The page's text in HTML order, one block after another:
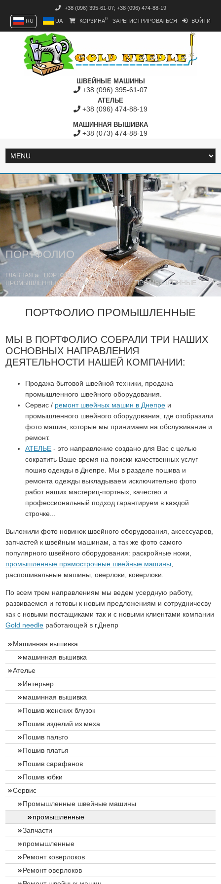
+38 (096) 395-61-07; +38 (096) 474-88-19
RU UA КОРЗИНА0 ЗАРЕГИСТРИРОВАТЬСЯ ВОЙТИ
ШВЕЙНЫЕ МАШИНЫ
+38 (096) 395-61-07
АТЕЛЬЕ
+38 (096) 474-88-19
МАШИННАЯ ВЫШИВКА
+38 (073) 474-88-19
ПОРТФОЛИО
ГЛАВНАЯ ПОРТФОЛИО
СЕРВИС
ПРОМЫШЛЕННЫЕ ШВЕЙНЫЕ МАШИНЫ
ПРОМЫШЛЕННЫЕ
ПОРТФОЛИО ПРОМЫШЛЕННЫЕ
МЫ В ПОРТФОЛИО СОБРАЛИ ТРИ НАШИХ
ОСНОВНЫХ НАПРАВЛЕНИЯ
ДЕЯТЕЛЬНОСТИ НАШЕЙ КОМПАНИИ:
Продажа бытовой швейной техники, продажа
промышленного швейного оборудования.
Сервис / ремонт швейных машин в Днепре и
промышленного швейного оборудования, где отобразили
фото машин, которые мы принимаем на обслуживание и
ремонт.
АТЕЛЬЕ - это направление создано для Вас с целью
сократить Ваше время на поиски качественных услуг
пошив одежды в Днепре. Мы в разделе пошива и
ремонта одежды выкладываем исключительно фото
работ наших мастериц-портных, качество и
профессиональный подход гарантируем в каждой
строчке...
Выложили фото новинок швейного оборудования, аксессуаров,
запчастей к швейным машинам, а так же фото самого
популярного швейного оборудования: раскройные ножи,
промышленные прямострочные швейные машины
распошивальные машины, оверлоки, коверлоки.
По всем трем направлениям мы ведем усердную работу,
развиваемся и готовы к новым предложениям и сотрудничесву
как с новыми постащиками так и с новыми клиентами компании
Gold needle работающей в г.Днепр
Машинная вышивка
машинная вышивка
Ателье
Интерьер
машинная вышивка
Пошив женских блузок
Пошив изделий из меха
Пошив пальто
Пошив платья
Пошив сарафанов
Пошив юбки
Сервис
Промышленные швейные машины
промышленные
Запчасти
промышленные
Ремонт коверлоков
Ремонт оверлоков